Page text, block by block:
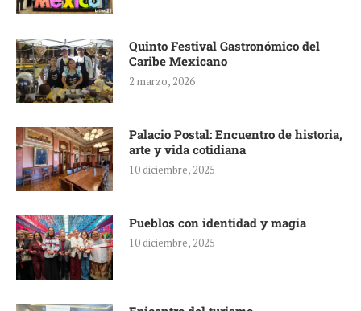
Quinto Festival Gastronómico del
Caribe Mexicano
2 marzo, 2026
Palacio Postal: Encuentro de historia,
arte y vida cotidiana
10 diciembre, 2025
Pueblos con identidad y magia
10 diciembre, 2025